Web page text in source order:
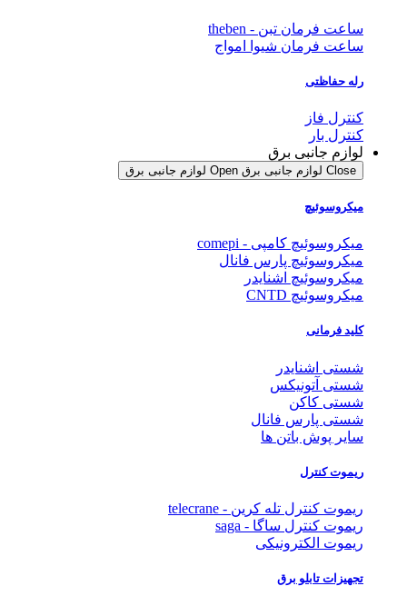
ساعت فرمان تبن - theben
ساعت فرمان شیوا امواج
رله حفاظتی
کنترل فاز
کنترل بار
لوازم جانبی برق
Close لوازم جانبی برق Open لوازم جانبی برق
میکروسوئیچ
میکروسوئیچ کامپی - comepi
میکروسوئیچ پارس فانال
میکروسوئیچ اشنایدر
میکروسوئیچ CNTD
کلید فرمانی
شستی اشنایدر
شستی آتونیکس
شستی کاکن
شستی پارس فانال
سایر پوش باتن ها
ریموت کنترل
ریموت کنترل تله کرین - telecrane
ریموت کنترل ساگا - saga
ریموت الکترونیکی
تجهیزات تابلو برق